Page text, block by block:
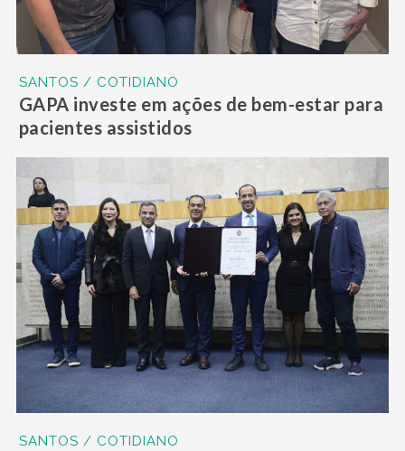
SANTOS / COTIDIANO
GAPA investe em ações de bem-estar para
pacientes assistidos
SANTOS / COTIDIANO